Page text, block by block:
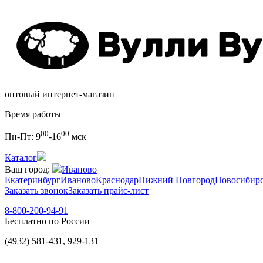
оптовый интернет-магазин
Время работы
Пн-Пт: 900-1600 мск
Каталог
Ваш город:
Иваново
ЕкатеринбургИвановоКраснодарНижний Новгород
Заказать звонокЗаказать прайс-лист
8-800-200-94-91
Бесплатно по России
(4932) 581-431, 929-131